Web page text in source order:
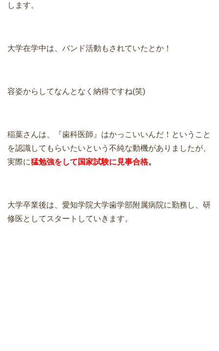
します。
大学在学中は、バンド活動もされていたとか！
容姿からしてなんとなく納得ですね(笑)
稲葉さんは、『歯科医師』はかっこいいんだ！ということ
を認識してもらいたいという不純な動機がありましたが、
実際に猛勉強をして国家試験に見事合格。
大学卒業後は、愛知学院大学歯学部附属病院に勤務し、研
修医としてスタートしていきます。